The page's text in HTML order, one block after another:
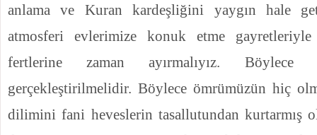
anlama ve Kuran kardeşliğini yaygın hale
atmosferi evlerimize konuk etme
fertlerine zaman ayırmalıyız. Böylece
gerçekleştirilmelidir. Böylece ömrümüzün hiç
dilimini fani heveslerin tasallutundan kurtarmış